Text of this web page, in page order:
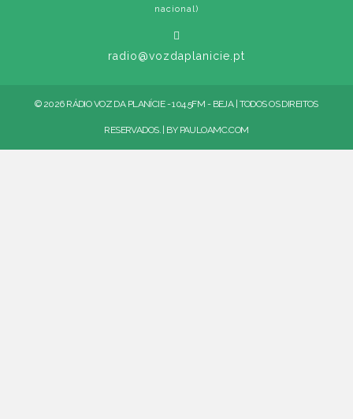
nacional)
radio@vozdaplanicie.pt
© 2026 RÁDIO VOZ DA PLANÍCIE - 104.5FM - BEJA | TODOS OS DIREITOS
RESERVADOS. | BY PAULOAMC.COM